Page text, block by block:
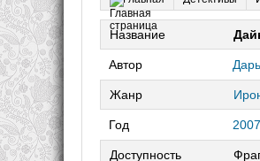
Название
Автор
Жанр
Год 2007
Доступность